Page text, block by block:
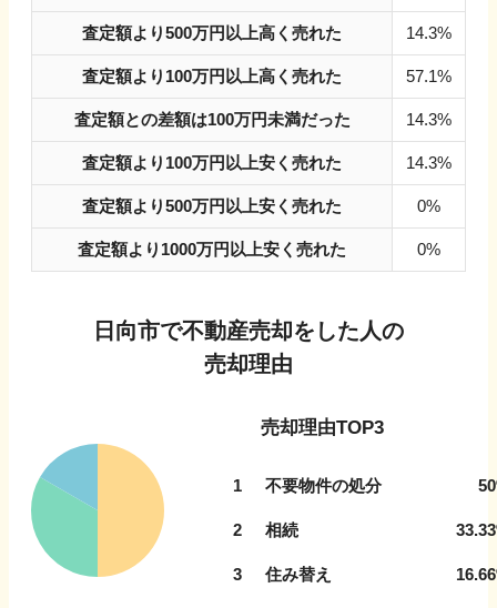
査定額より500万円以上高く売れた 14.3%
査定額より100万円以上高く売れた 57.1%
査定額との差額は100万円未満だった 14.3%
査定額より100万円以上安く売れた 14.3%
査定額より500万円以上安く売れた 0%
査定額より1000万円以上安く売れた 0%
日向市で不動産売却をした人の
売却理由
売却理由TOP3
1 不要物件の処分 50
2 相続 33.33
3 住み替え 16.66